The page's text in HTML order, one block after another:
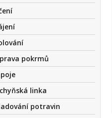
pokrmů
linka
potravin